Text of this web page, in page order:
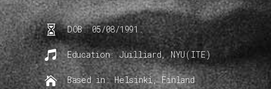
DOB: 05/08/1991.
Education: Juilliard, NYU(ITE)
Based in: Helsinki, Finland